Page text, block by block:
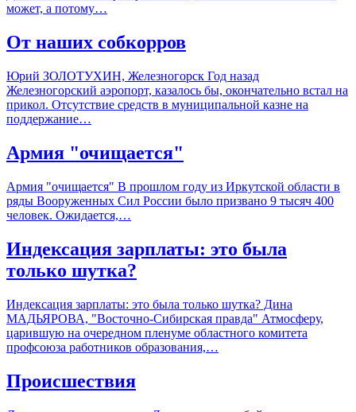
может, а потому…
От наших собкорров
Юрий ЗОЛОТУХИН, Железногорск Год назад
Железногорский аэропорт, казалось бы, окончательно встал на
прикол. Отсутствие средств в муниципальной казне на
поддержание…
Армия "очищается"
Армия "очищается" В прошлом году из Иркутской области в
ряды Вооруженных Сил России было призвано 9 тысяч 400
человек. Ожидается,…
Индексация зарплаты: это была
только шутка?
Индексация зарплаты: это была только шутка? Дина
МАДЬЯРОВА, "Восточно-Сибирская правда" Атмосферу,
царившую на очередном пленуме областного комитета
профсоюза работников образования,…
Происшествия